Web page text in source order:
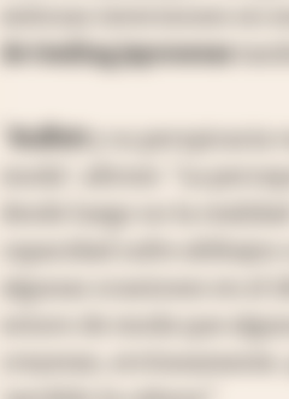
de trading japonesas
Buffett
desde luego no la
algunas ocasiones en el